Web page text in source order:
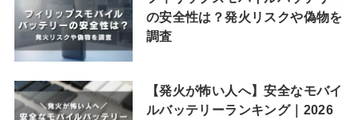
の安全性は？発火リスクや偽物を
調査
【発火が怖い人へ】安全なモバイ
ルバッテリーランキング｜2026